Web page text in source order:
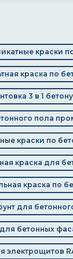
краски
краска по
3 в 1 бетону
пола
краски по
краска для
краска по
для
бетонных
электрощитов